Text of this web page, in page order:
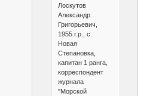
Лоскутов
Александр
Григорьевич,
1955 г.р., с.
Новая
Степановка,
капитан 1 ранга,
корреспондент
журнала
"Морской